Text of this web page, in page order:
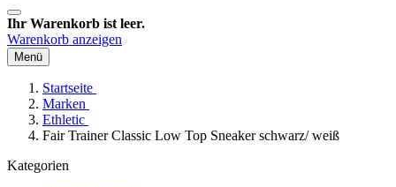
Ihr Warenkorb ist leer.
Warenkorb anzeigen
Menü
Startseite
Marken
Ethletic
Fair Trainer Classic Low Top Sneaker schwarz/ weiß
Kategorien